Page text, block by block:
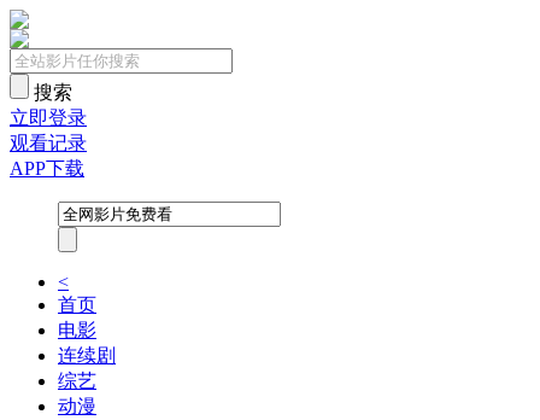
搜索
立即登录
观看记录
APP下载
<
首页
电影
连续剧
综艺
动漫